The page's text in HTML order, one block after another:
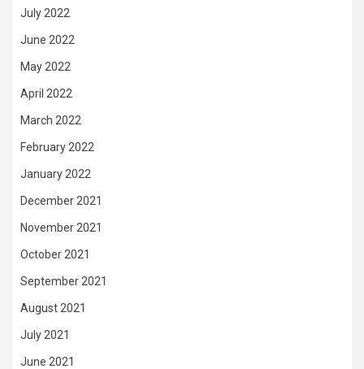
July 2022
June 2022
May 2022
April 2022
March 2022
February 2022
January 2022
December 2021
November 2021
October 2021
September 2021
August 2021
July 2021
June 2021